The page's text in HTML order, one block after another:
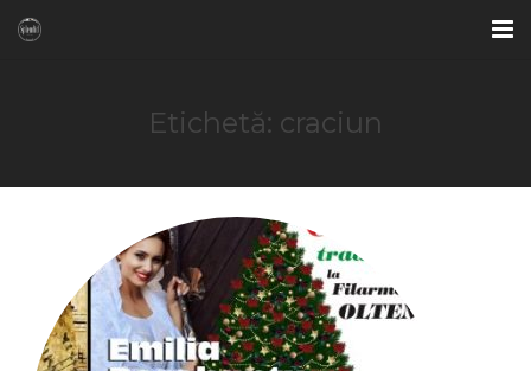
OFERTE SPECIALE
CAMERE
BAR & LOUNGE
RESTAURANT
FITNESS & SAUNA
Etichetă: craciun